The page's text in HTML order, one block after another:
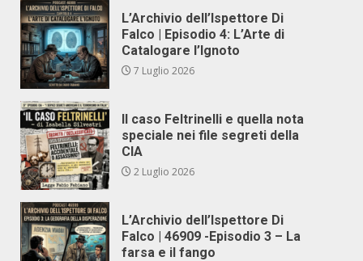
L’Archivio dell’Ispettore Di
Falco | Episodio 4: L’Arte di
Catalogare l’Ignoto
7 Luglio 2026
Il caso Feltrinelli e quella nota
speciale nei file segreti della
CIA
2 Luglio 2026
L’Archivio dell’Ispettore Di
Falco | 46909 -Episodio 3 – La
farsa e il fango